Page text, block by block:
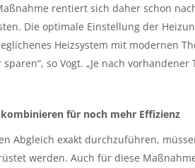
rentiert sich daher schon
Die optimale Einstellung der
Heizsystem mit modernen
sparen“, so Vogt. „Je nach
für noch mehr Effizienz
Abgleich exakt durchzuführen,
werden. Auch für diese